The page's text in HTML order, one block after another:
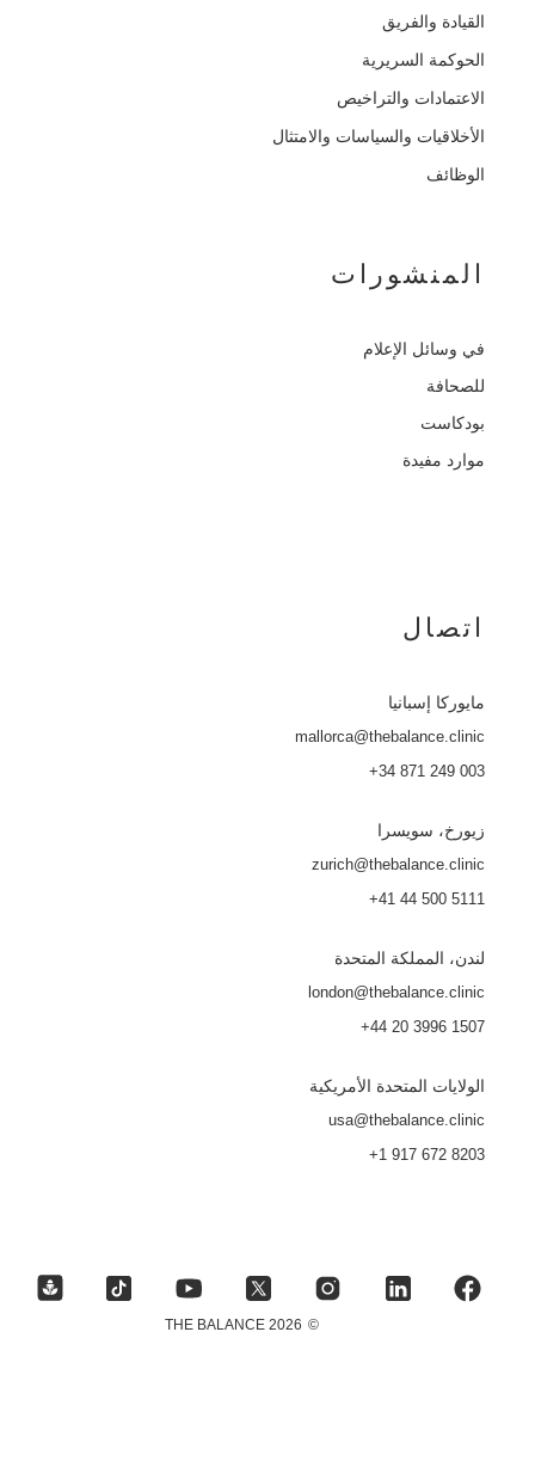
القيادة والفريق
الحوكمة السريرية
الاعتمادات والتراخيص
الأخلاقيات والسياسات والامتثال
الوظائف
المنشورات
في وسائل الإعلام
للصحافة
بودكاست
موارد مفيدة
اتصال
مايوركا إسبانيا
mallorca@thebalance.clinic
+34 871 249 003
زيورخ، سويسرا
zurich@thebalance.clinic
+41 44 500 5111
لندن، المملكة المتحدة
london@thebalance.clinic
+44 20 3996 1507
الولايات المتحدة الأمريكية
usa@thebalance.clinic
+1 917 672 8203
©
2026 THE BALANCE